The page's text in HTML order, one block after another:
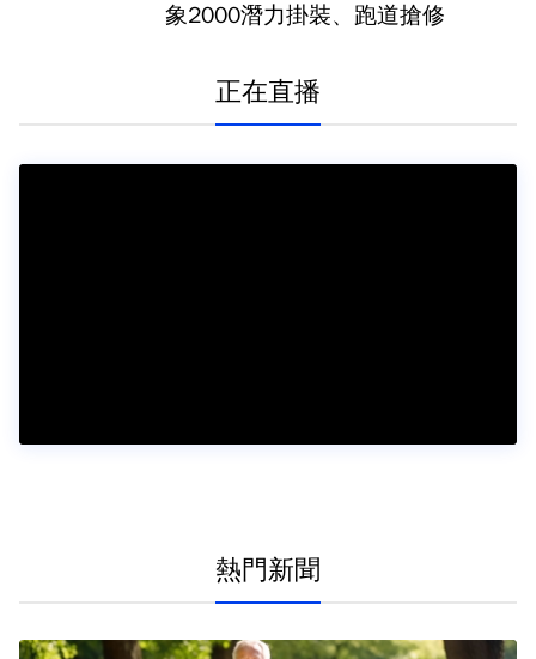
象2000潛力掛裝、跑道搶修
正在直播
熱門新聞